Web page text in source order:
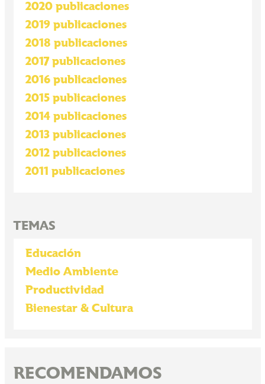
2020 publicaciones
2019 publicaciones
2018 publicaciones
2017 publicaciones
2016 publicaciones
2015 publicaciones
2014 publicaciones
2013 publicaciones
2012 publicaciones
2011 publicaciones
TEMAS
Educación
Medio Ambiente
Productividad
Bienestar & Cultura
RECOMENDAMOS